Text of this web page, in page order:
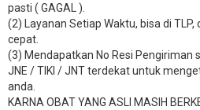
pasti ( GAGAL ).
(2) Layanan Setiap Waktu, bisa di
cepat.
(3) Mendapatkan No Resi Pengiriman
JNE / TIKI / JNT terdekat untuk
anda.
KARNA OBAT YANG ASLI MASIH